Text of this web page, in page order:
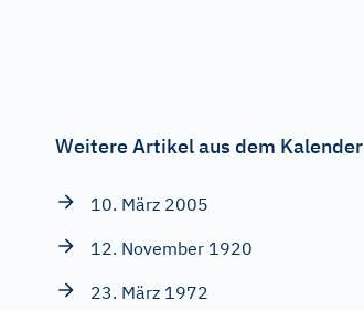
Weitere Artikel aus dem Kalender
10. März 2005
12. November 1920
23. März 1972